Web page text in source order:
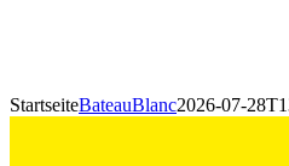
StartseiteBateauBlanc2026-07-